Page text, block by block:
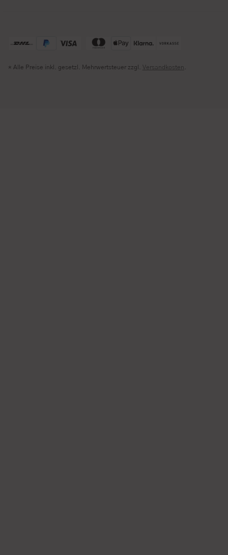
* Alle Preise inkl. gesetzl. Mehrwertsteuer zzgl. Versandkosten